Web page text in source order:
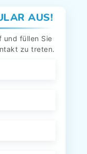
AUS!
und füllen Sie
zu treten.